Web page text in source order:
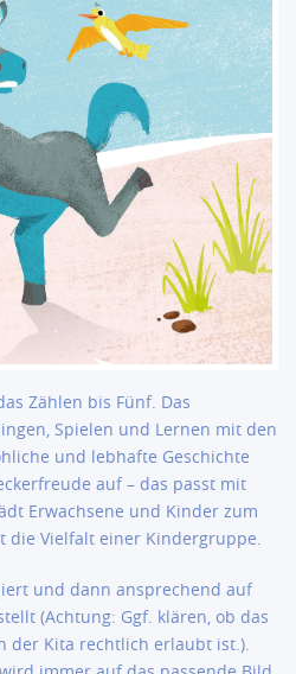
Zählen bis Fünf. Das
Spielen und Lernen mit den
und lebhafte Geschichte
auf – das passt mit
Erwachsene und Kinder zum
die Vielfalt einer Kindergruppe.
und dann ansprechend auf
(Achtung: Ggf. klären, ob das
der Kita rechtlich erlaubt ist.).